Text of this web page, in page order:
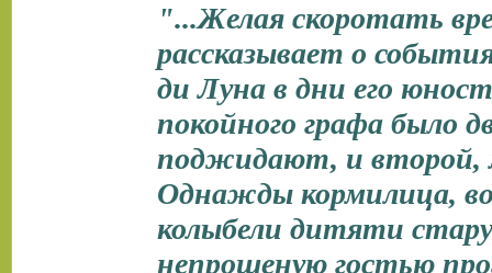
"...Желая скоротать
рассказывает о
ди Луна в дни его
покойного графа было
поджидают, и второй,
Однажды кормилица,
колыбели дитяти
непрошеную гостью